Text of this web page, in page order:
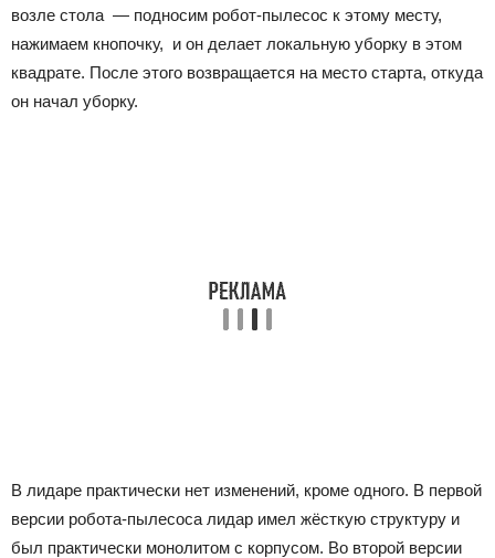
возле стола — подносим робот-пылесос к этому месту,
нажимаем кнопочку, и он делает локальную уборку в этом
квадрате. После этого возвращается на место старта, откуда
он начал уборку.
В лидаре практически нет изменений, кроме одного. В первой
версии робота-пылесоса лидар имел жёсткую структуру и
был практически монолитом с корпусом. Во второй версии